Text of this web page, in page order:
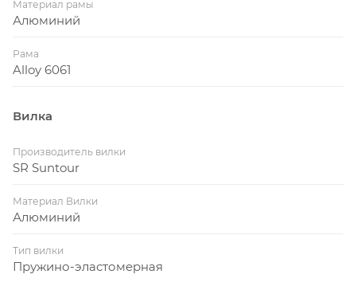
Материал рамы
Алюминий
Рама
Alloy 6061
Вилка
Производитель вилки
SR Suntour
Материал Вилки
Алюминий
Тип вилки
Пружино-эластомерная